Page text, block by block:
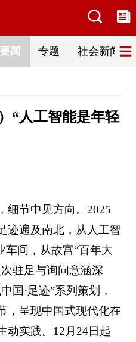
闻 专题 社会新闻
“人工智能是年轻
细节中见方向。2025
迹遍及南北，从人工智
车间，从故宫“百年大
驻足与询问意涵深
国·足迹”系列策划，
，呈现中国式现代化在
动实践。12月24日起